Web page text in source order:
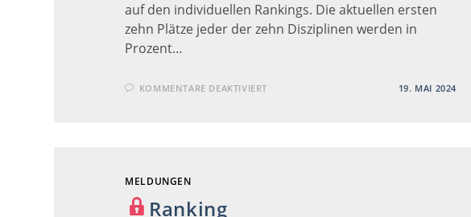
auf den individuellen Rankings. Die aktuellen ersten
zehn Plätze jeder der zehn Disziplinen werden in
Prozent…
KOMMENTARE DEAKTIVIERT 19. MAI 2024
MELDUNGEN
Ranking